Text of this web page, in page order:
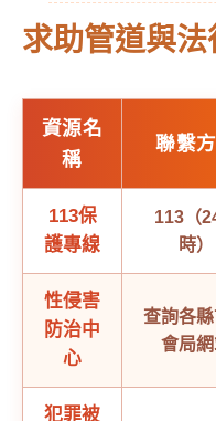
求助管道與
資源名
稱
聯繫
113保
護專線
113（
時）
性侵害
防治中
心
查詢各
會局
犯罪被